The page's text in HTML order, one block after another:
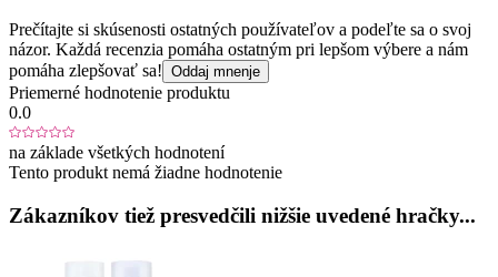
Prečítajte si skúsenosti ostatných používateľov a podeľte sa o svoj
názor. Každá recenzia pomáha ostatným pri lepšom výbere a nám
pomáha zlepšovať sa! Oddaj mnenje
Priemerné hodnotenie produktu
0.0
na základe všetkých hodnotení
Tento produkt nemá žiadne hodnotenie
Zákazníkov tiež presvedčili nižšie uvedené hračky...